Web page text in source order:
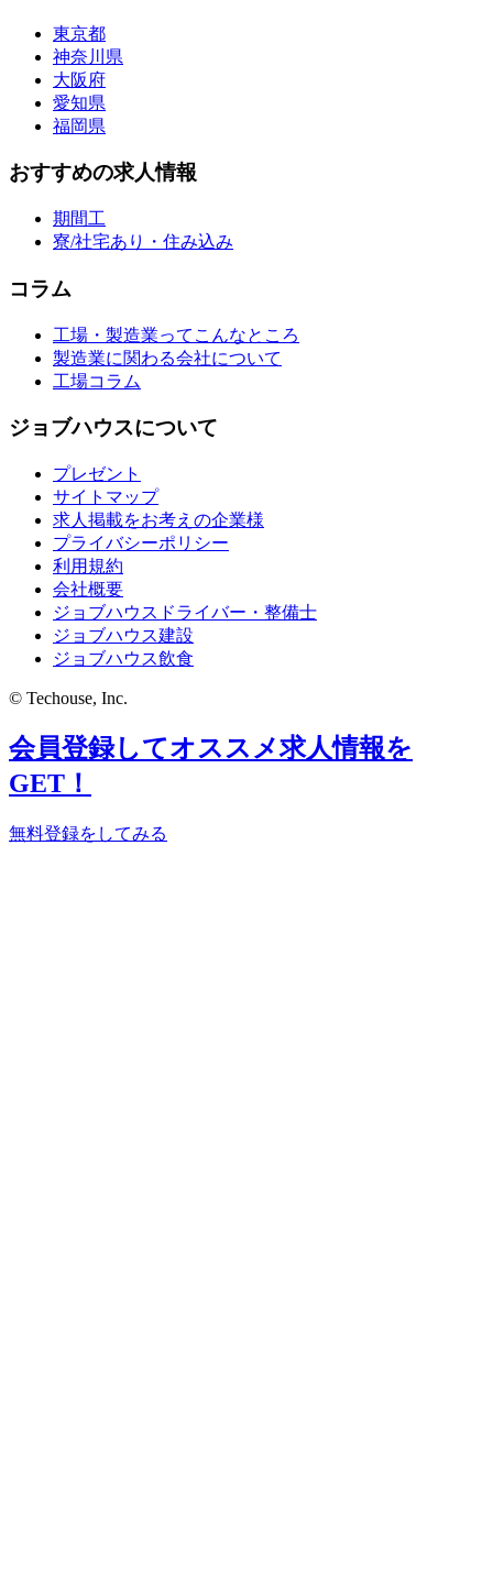
東京都
神奈川県
大阪府
愛知県
福岡県
おすすめの求人情報
期間工
寮/社宅あり・住み込み
コラム
工場・製造業ってこんなところ
製造業に関わる会社について
工場コラム
ジョブハウスについて
プレゼント
サイトマップ
求人掲載をお考えの企業様
プライバシーポリシー
利用規約
会社概要
ジョブハウスドライバー・整備士
ジョブハウス建設
ジョブハウス飲食
© Techouse, Inc.
会員登録してオススメ求人情報を
GET！
無料登録をしてみる